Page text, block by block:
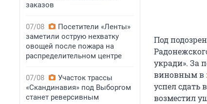
заказов
07/08
Посетители «Ленты»
заметили острую нехватку
овощей после пожара на
распределительном центре
07/08
Участок трассы
«Скандинавия» под Выборгом
станет реверсивным
Под
укради». За
виновным в
успел сдать
возместил